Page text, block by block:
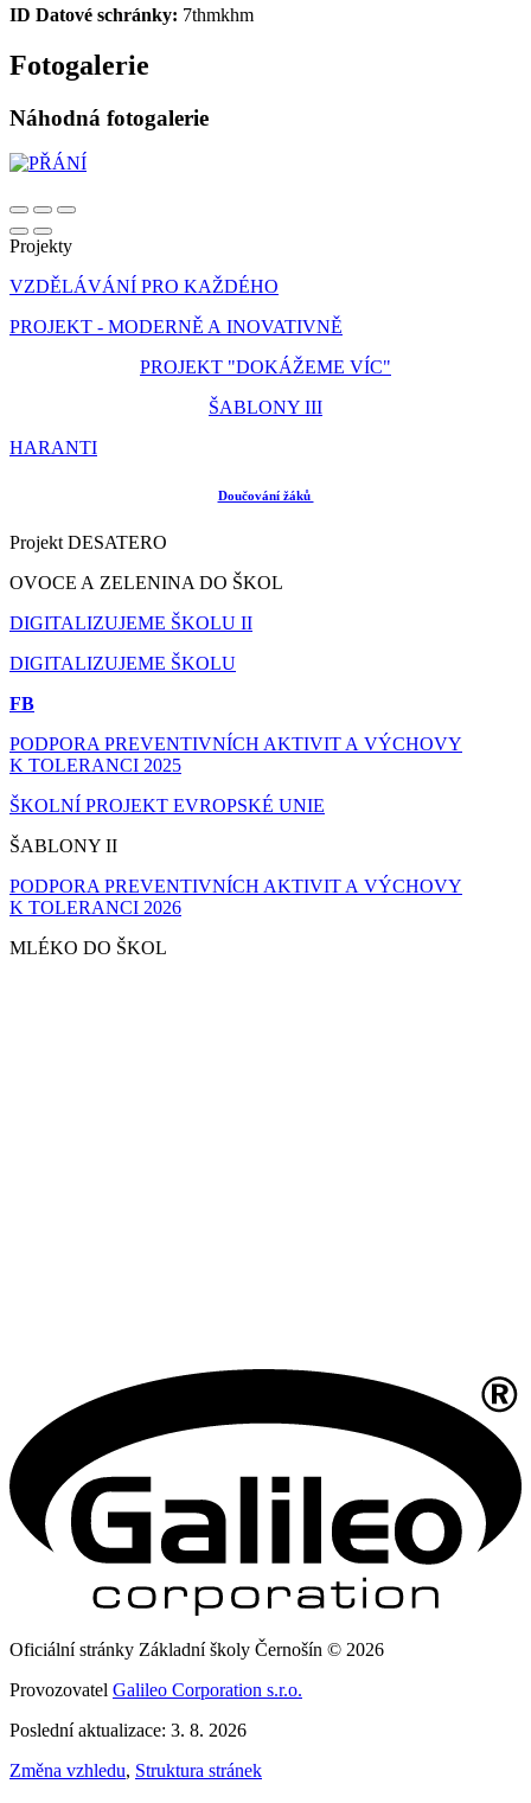
ID Datové schránky: 7thmkhm
Fotogalerie
Náhodná fotogalerie
Projekty
VZDĚLÁVÁNÍ PRO KAŽDÉHO
PROJEKT - MODERNĚ A INOVATIVNĚ
PROJEKT "DOKÁŽEME VÍC"
ŠABLONY III
HARANTI
Doučování žáků
Projekt DESATERO
OVOCE A ZELENINA DO ŠKOL
DIGITALIZUJEME ŠKOLU II
DIGITALIZUJEME ŠKOLU
FB
PODPORA PREVENTIVNÍCH AKTIVIT A VÝCHOVY
K TOLERANCI 2025
ŠKOLNÍ PROJEKT EVROPSKÉ UNIE
ŠABLONY II
PODPORA PREVENTIVNÍCH AKTIVIT A VÝCHOVY
K TOLERANCI 2026
MLÉKO DO ŠKOL
Oficiální stránky Základní školy Černošín © 2026
Provozovatel Galileo Corporation s.r.o.
Poslední aktualizace: 3. 8. 2026
Změna vzhledu, Struktura stránek